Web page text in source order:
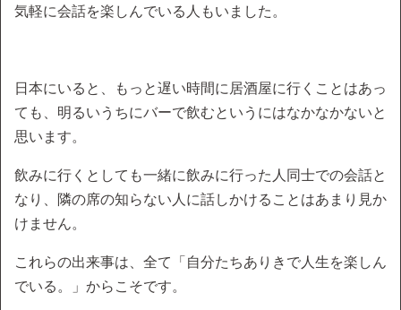
気軽に会話を楽しんでいる人もいました。
日本にいると、もっと遅い時間に居酒屋に行くことはあっ
ても、明るいうちにバーで飲むというにはなかなかないと
思います。
飲みに行くとしても一緒に飲みに行った人同士での会話と
なり、隣の席の知らない人に話しかけることはあまり見か
けません。
これらの出来事は、全て「自分たちありきで人生を楽しん
でいる。」からこそです。